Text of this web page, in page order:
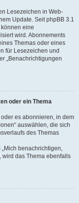
Lesezeichen in Web-
Update. Seit phpBB 3.1
eine
wird. Abonnements
Themas oder eines
für Lesezeichen und
„Benachrichtigungen
oder ein Thema
es abonnieren, in dem
auswählen, die sich
des Themas
benachrichtigen,
wird das Thema ebenfalls